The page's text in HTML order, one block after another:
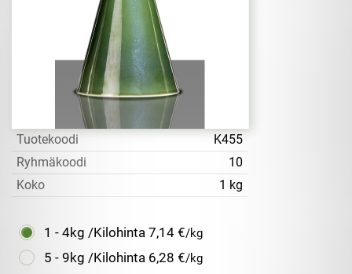
Tuotekoodi
K455
Ryhmäkoodi
10
Koko
1 kg
1 - 4kg /Kilohinta 7,14 €/kg
5 - 9kg /Kilohinta 6,28 €/kg